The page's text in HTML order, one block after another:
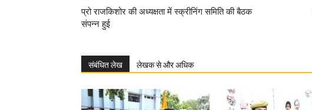
प्रो राजकिशोर की अध्यक्षता में स्क्रीनिंग समिति की बैठक
संपन्न हुई
संबंधित लेख लेखक से और अधिक